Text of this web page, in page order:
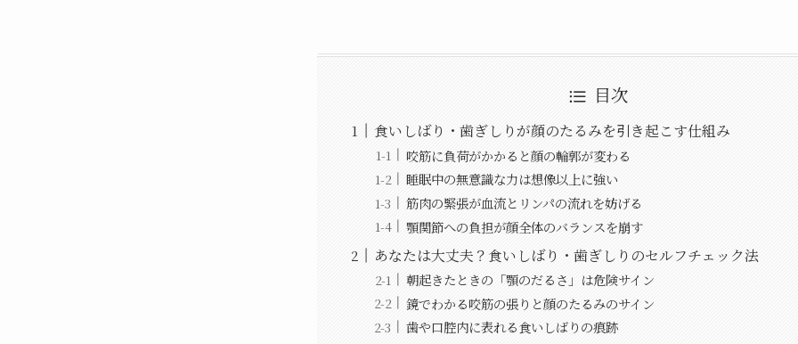
目次
食いしばり・歯ぎしりが顔のたるみを引き起こす仕組み
咬筋に負荷がかかると顔の輪郭が変わる
睡眠中の無意識な力は想像以上に強い
筋肉の緊張が血流とリンパの流れを妨げる
顎関節への負担が顔全体のバランスを崩す
あなたは大丈夫？食いしばり・歯ぎしりのセルフチェック法
朝起きたときの「顎のだるさ」は危険サイン
鏡でわかる咬筋の張りと顔のたるみのサイン
歯や口腔内に表れる食いしばりの痕跡